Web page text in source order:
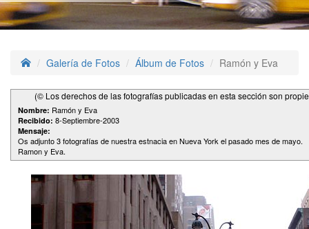
Galería de Fotos Álbum de Fotos Ramón y Eva
(© Los derechos de las fotografías publicadas en esta sección son
Nombre: Ramón y Eva
Recibido: 8-Septiembre-2003
Mensaje:
Os adjunto 3 fotografías de nuestra estnacia en Nueva York el pasado mes de mayo.
Ramon y Eva.